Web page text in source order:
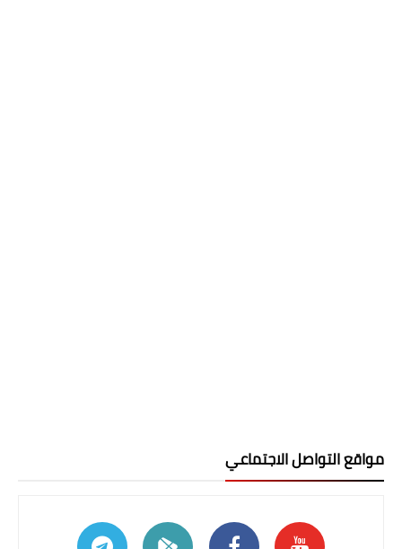
مواقع التواصل الاجتماعي